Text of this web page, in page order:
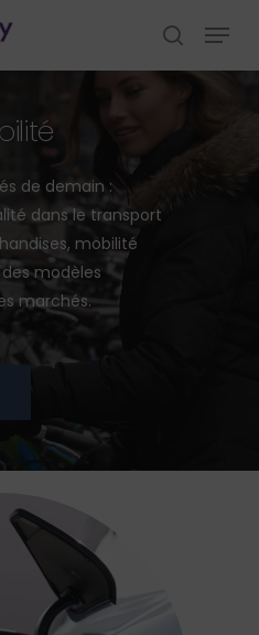
search
Menu
de demain :
dans le transport
mobilité
modèles
marchés.
Close